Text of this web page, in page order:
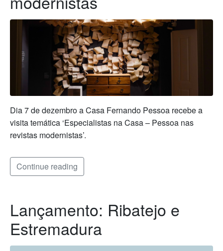
Dia 7 de dezembro a Casa Fernando Pessoa recebe a
visita temática ‘Especialistas na Casa – Pessoa nas
revistas modernistas’.
Continue reading
Lançamento: Ribatejo e
Estremadura